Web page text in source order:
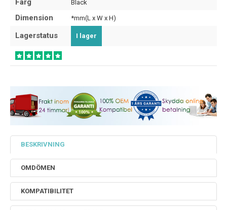
Färg Black
Dimension *mm(L x W x H)
Lagerstatus I lager
BESKRIVNING
OMDÖMEN
KOMPATIBILITET